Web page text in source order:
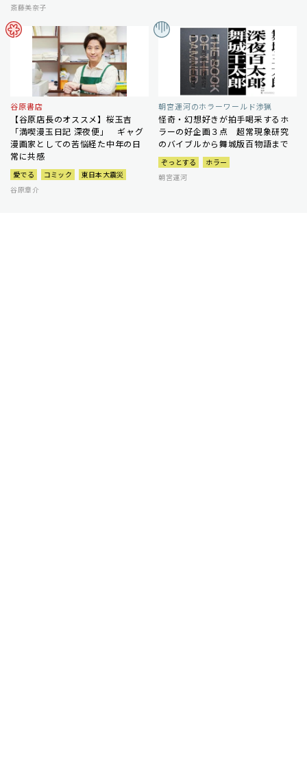
斎藤美奈子
谷原書店
【谷原店長のオススメ】桜玉吉
「満喫漫玉日記 深夜便」 ギャグ
漫画家としての苦悩経た中年の日
常に共感
愛でる コミック
東日本大震災
谷原章介
朝宮運河のホラーワールド渉猟
怪奇・幻想好きが拍手喝采するホ
ラーの好企画３点 超常現象研究
のバイブルから舞城版百物語まで
ぞっとする
ホラー
朝宮運河